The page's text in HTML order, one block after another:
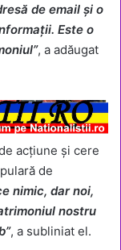
de email și o
Este o
, a adăugat
acțiune și cere
de
nimic, dar noi,
nostru
, a subliniat el.